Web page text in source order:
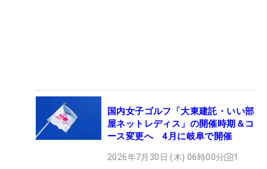
国内女子ゴルフ「大東建託・いい部
屋ネットレディス」の開催時期＆コ
ース変更へ 4月に岐阜で開催
2026年7月30日 (木) 06時00分 1